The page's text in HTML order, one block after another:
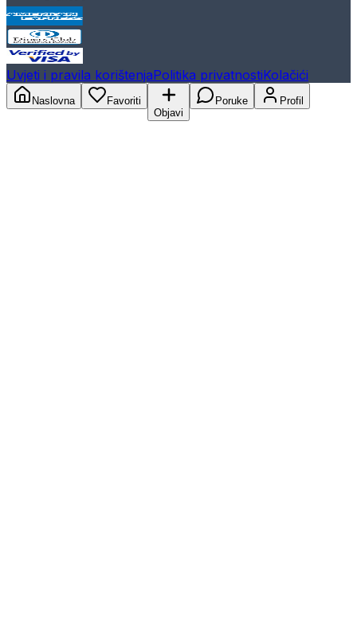
Uvjeti i pravila korištenjaPolitika privatnostiKolačići
Naslovna
Favoriti
Objavi
Poruke Profil